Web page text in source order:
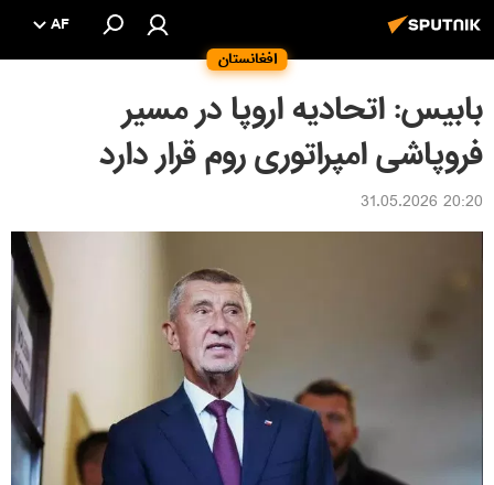
افغانستان
AF
بابیس: اتحادیه اروپا در مسیر
فروپاشی امپراتوری روم قرار دارد
20:20 31.05.2026